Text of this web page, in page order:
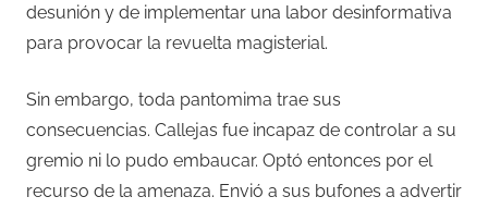
desunión y de implementar una labor desinformativa
para provocar la revuelta magisterial.
Sin embargo, toda pantomima trae sus
consecuencias. Callejas fue incapaz de controlar a su
gremio ni lo pudo embaucar. Optó entonces por el
recurso de la amenaza. Envió a sus bufones a advertir